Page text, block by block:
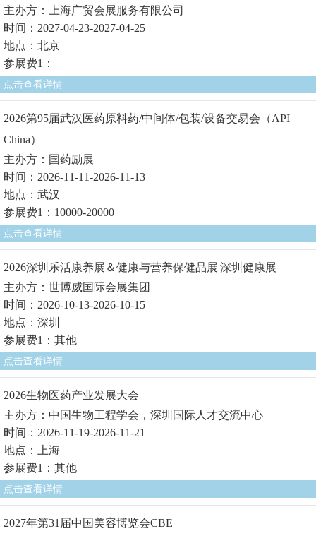
主办方：上海广贸会展服务有限公司
时间：2027-04-23-2027-04-25
地点：北京
参展费1：
点击查看详情
2026第95届武汉医药原料药/中间体/包装/设备交易会（API
China）
主办方：国药励展
时间：2026-11-11-2026-11-13
地点：武汉
参展费1：10000-20000
点击查看详情
2026深圳乐活康养展＆健康与营养保健品展|深圳健康展
主办方：世博威国际会展集团
时间：2026-10-13-2026-10-15
地点：深圳
参展费1：其他
点击查看详情
2026生物医药产业发展大会
主办方：中国生物工程学会，深圳国际人才交流中心
时间：2026-11-19-2026-11-21
地点：上海
参展费1：其他
点击查看详情
2027年第31届中国美容博览会CBE